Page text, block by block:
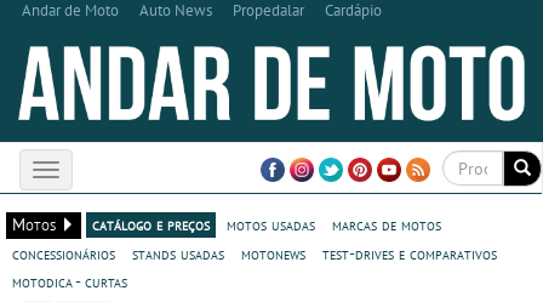
Andar de Moto Auto News Propedalar Cardápio
Toggle
navigation
Motos
catálogo e preços motos usadas
marcas de motos
concessionários
stands usadas motonews
test-drives e comparativos
motodica - curtas